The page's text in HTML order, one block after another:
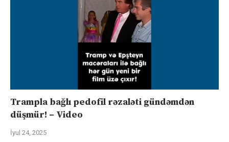
Trampla bağlı pedofil rəzaləti gündəmdən
düşmür! – Video
İyul 24, 2025